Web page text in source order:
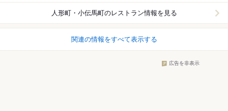
人形町・小伝馬町のレストラン情報を見る
関連の情報をすべて表示する
広告を非表示